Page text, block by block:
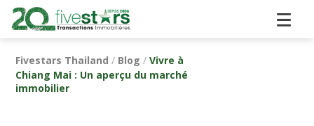
Fivestars Thailand / Blog /Vivre à
Chiang Mai : Un aperçu du marché
immobilier